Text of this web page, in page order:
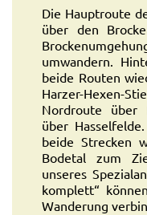
Die Hauptroute
über den
umwandern.
beide Routen
Harzer-Hexen-
Nordroute über
über
beide Strecken
Bodetal zum
unseres
komplett“
Wanderung